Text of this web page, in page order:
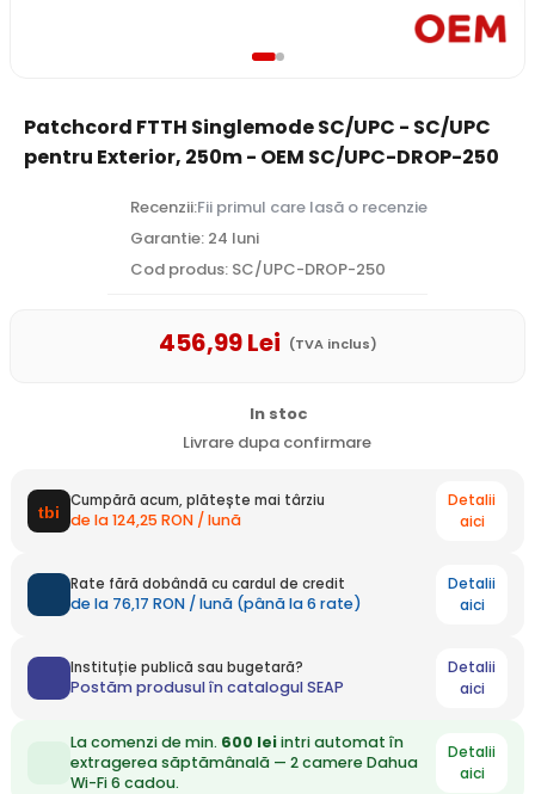
Patchcord FTTH Singlemode SC/UPC - SC/UPC
pentru Exterior, 250m - OEM SC/UPC-DROP-250
Recenzii:Fii primul care lasă o recenzie
Garantie: 24 luni
Cod produs: SC/UPC-DROP-250
456,99Lei (TVA inclus)
In stoc
Livrare dupa confirmare
Cumpără acum, plătește mai târziu
de la 124,25 RON / lună
Detalii
aici
Rate fără dobândă cu cardul de credit
de la 76,17 RON / lună (până la 6 rate)
Detalii
aici
Instituție publică sau bugetară?
Postăm produsul în catalogul SEAP
Detalii
aici
La comenzi de min. 600 leiintri automat în
extragerea săptămânală — 2 camere Dahua
Wi-Fi 6 cadou.
Detalii
aici